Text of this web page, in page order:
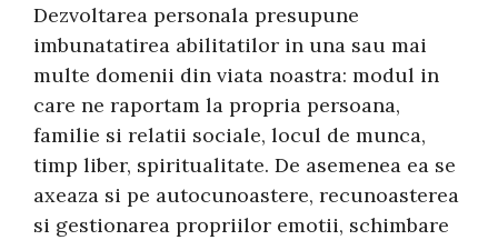
Dezvoltarea personala presupune
imbunatatirea abilitatilor in una sau mai
multe domenii din viata noastra: modul in
care ne raportam la propria persoana,
familie si relatii sociale, locul de munca,
timp liber, spiritualitate. De asemenea ea se
axeaza si pe autocunoastere, recunoasterea
si gestionarea propriilor emotii, schimbare